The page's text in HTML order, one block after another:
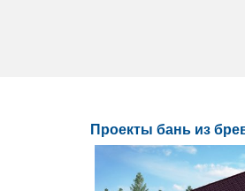
Проекты бань из